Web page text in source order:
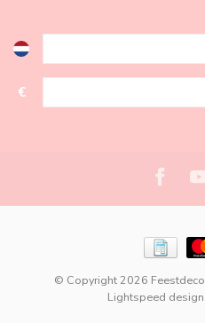
€
© Copyright 2026 Feestdeco
Lightspeed design